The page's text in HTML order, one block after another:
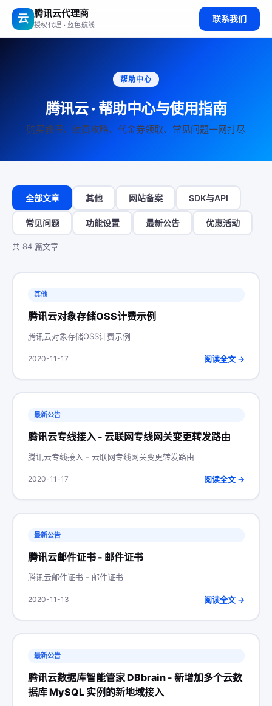
云 腾讯云代理商
授权代理 · 蓝色航线
联系我们
帮助中心
腾讯云 · 帮助中心与使用指南
购买教程、续费攻略、代金券领取、常见问题一网打尽
全部文章 其他 网站备案 SDK与API
常见问题 功能设置 最新公告 优惠活动
共 84 篇文章
其他
腾讯云对象存储OSS计费示例
腾讯云对象存储OSS计费示例
2020-11-17 阅读全文 →
最新公告
腾讯云专线接入 - 云联网专线网关变更转发路由
腾讯云专线接入 - 云联网专线网关变更转发路由
2020-11-17 阅读全文 →
最新公告
腾讯云邮件证书 - 邮件证书
腾讯云邮件证书 - 邮件证书
2020-11-13 阅读全文 →
最新公告
腾讯云数据库智能管家 DBbrain - 新增加多个云数
据库 MySQL 实例的新地域接入